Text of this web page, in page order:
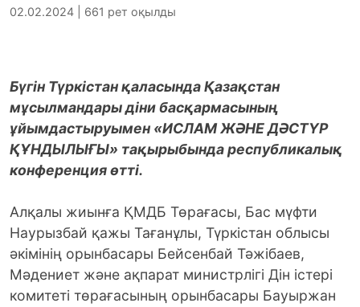
02.02.2024 | 661 рет оқылды
Бүгін Түркістан қаласында Қазақстан
мұсылмандары діни басқармасының
ұйымдастыруымен «ИСЛАМ ЖӘНЕ ДӘСТҮР
ҚҰНДЫЛЫҒЫ» тақырыбында республикалық
конференция өтті.
Алқалы жиынға ҚМДБ Төрағасы, Бас мүфти
Наурызбай қажы Тағанұлы, Түркістан облысы
әкімінің орынбасары Бейсенбай Тәжібаев,
Мәдениет және ақпарат министрлігі Дін істері
комитеті төрағасының орынбасары Бауыржан